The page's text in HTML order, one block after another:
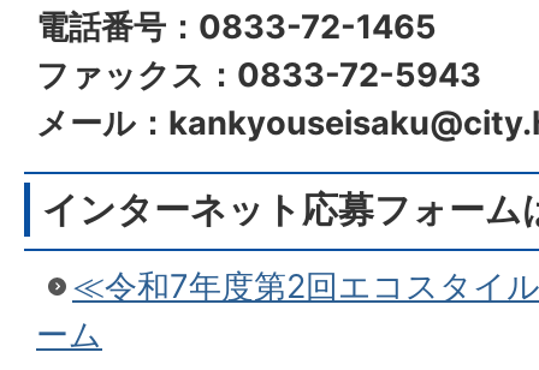
電話番号：0833-72-1465
ファックス：0833-72-5943
メール：
インターネット応募フォーム
≪令和7年度第2回エコスタイ
ーム